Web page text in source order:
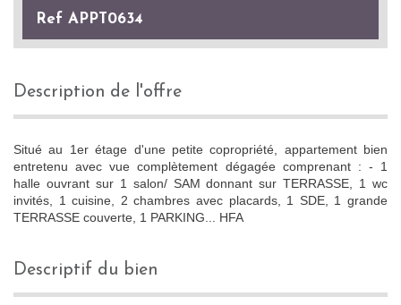
Ref APPT0634
description de l'offre
Situé au 1er étage d'une petite copropriété, appartement bien
entretenu avec vue complètement dégagée comprenant : - 1
halle ouvrant sur 1 salon/ SAM donnant sur TERRASSE, 1 wc
invités, 1 cuisine, 2 chambres avec placards, 1 SDE, 1 grande
TERRASSE couverte, 1 PARKING... HFA
descriptif du bien